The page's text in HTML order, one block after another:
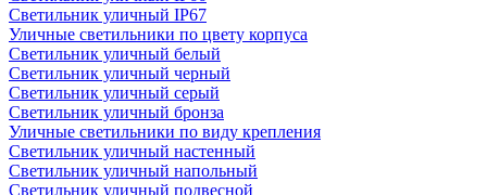
Светильник уличный IP67
Уличные светильники по цвету корпуса
Светильник уличный белый
Светильник уличный черный
Светильник уличный серый
Светильник уличный бронза
Уличные светильники по виду крепления
Светильник уличный настенный
Светильник уличный напольный
Светильник уличный подвесной